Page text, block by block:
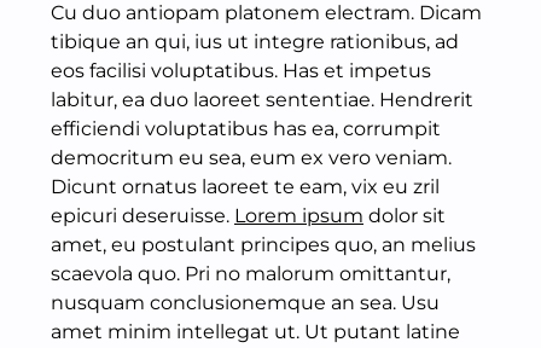
Cu duo antiopam platonem electram. Dicam
tibique an qui, ius ut integre rationibus, ad
eos facilisi voluptatibus. Has et impetus
labitur, ea duo laoreet sententiae. Hendrerit
efficiendi voluptatibus has ea, corrumpit
democritum eu sea, eum ex vero veniam.
Dicunt ornatus laoreet te eam, vix eu zril
epicuri deseruisse. Lorem ipsum dolor sit
amet, eu postulant principes quo, an melius
scaevola quo. Pri no malorum omittantur,
nusquam conclusionemque an sea. Usu
amet minim intellegat ut. Ut putant latine